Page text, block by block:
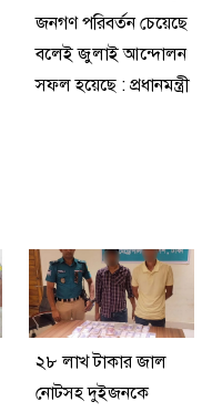
জনগণ পরিবর্তন চেয়েছে
বলেই জুলাই আন্দোলন
সফল হয়েছে : প্রধানমন্ত্রী
২৮ লাখ টাকার জাল
নোটসহ দুইজনকে